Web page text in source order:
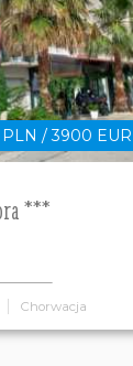
PLN / 3900 EUR
***
Chorwacja